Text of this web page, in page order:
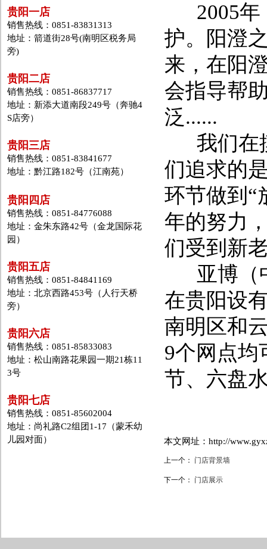
贵阳一店
销售热线：0851-83831313
地址：箭道街28号(南明区税务局
旁)
贵阳二店
销售热线：0851-86837717
地址：新添大道南段249号（奔驰4
S店旁）
贵阳三店
销售热线：0851-83841677
地址：黔江路182号（江南苑）
贵阳四店
销售热线：0851-84776088
地址：金朱东路42号（金龙国际花
园）
贵阳五店
销售热线：0851-84841169
地址：北京西路453号（人行天桥
旁）
贵阳六店
销售热线：0851-85833083
地址：松山南路花果园一期21栋11
3号
贵阳七店
销售热线：0851-85602004
地址：尚礼路C2组团1-17（蒙禾幼
儿园对面）
2005年
护。阳澄
来，在阳
会指导帮
泛......
我们在
们追求的
环节做到“
年的努力
们受到新
亚博（
在贵阳设
南明区和
9个网点均
节、六
本文网址：http://
上一个： 门店背景墙
下一个： 门店展示